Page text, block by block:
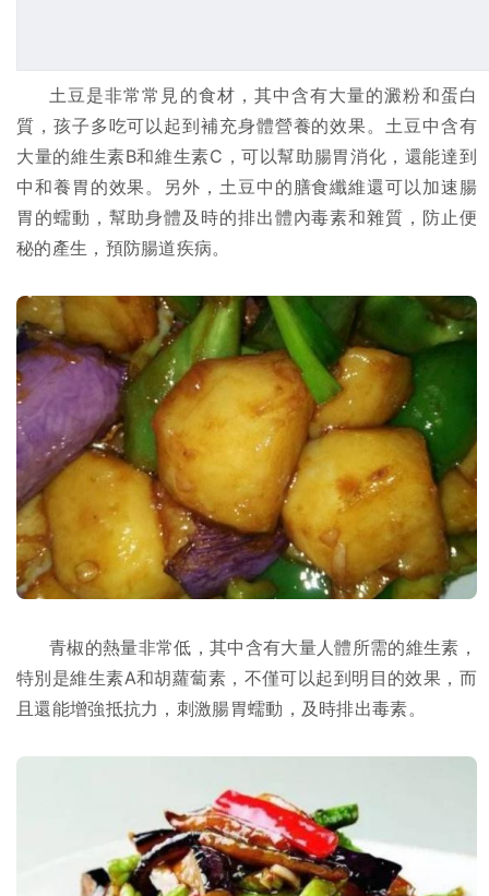
土豆是非常常見的食材，其中含有大量的澱粉和蛋白
質，孩子多吃可以起到補充身體營養的效果。土豆中含有
大量的維生素B和維生素C，可以幫助腸胃消化，還能達到
中和養胃的效果。另外，土豆中的膳食纖維還可以加速腸
胃的蠕動，幫助身體及時的排出體內毒素和雜質，防止便
秘的產生，預防腸道疾病。
青椒的熱量非常低，其中含有大量人體所需的維生素，
特別是維生素A和胡蘿蔔素，不僅可以起到明目的效果，而
且還能增強抵抗力，刺激腸胃蠕動，及時排出毒素。